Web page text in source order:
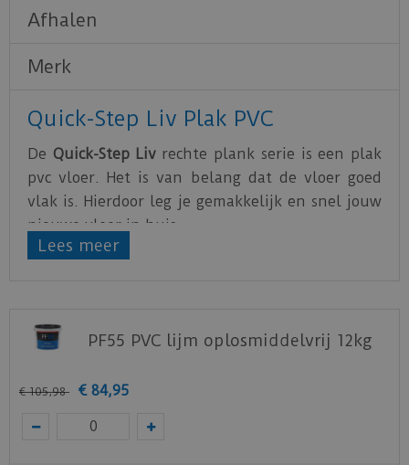
Afhalen
Merk
Quick-Step Liv Plak PVC
De Quick-Step Livrechte plank serie is een plak
pvc vloer. Het is van belang dat de vloer goed
vlak is. Hierdoor leg je gemakkelijk en snel jouw
nieuwe vloer in huis.
De PVC vloeren van Quick-Step zijn water- en
Download hier de leg instructie.
Lees meer
PF55 PVC lijm oplosmiddelvrij 12kg
€ 105,98 € 84,95